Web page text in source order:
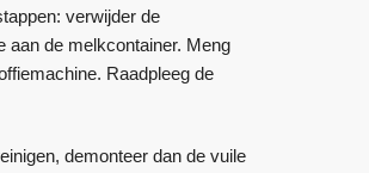
verwijder de
aan de melkcontainer. Meng
Raadpleeg de
demonteer dan de vuile